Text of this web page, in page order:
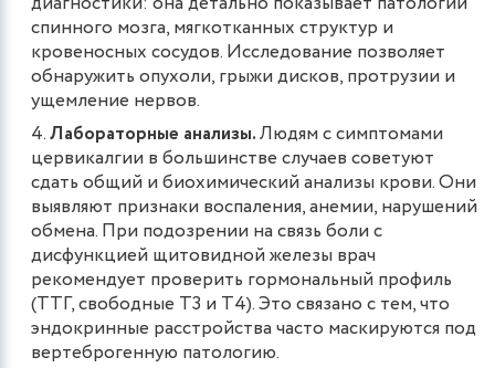
спинного мозга, мягкотканных структур и
кровеносных сосудов. Исследование позволяет
обнаружить опухоли, грыжи дисков, протрузии и
ущемление нервов.
Лабораторные анализы.Людям с симптомами
цервикалгии в большинстве случаев советуют
сдать общий и биохимический анализы крови. Они
выявляют признаки воспаления, анемии, нарушений
обмена. При подозрении на связь боли с
дисфункцией щитовидной железы врач
рекомендует проверить гормональный профиль
(ТТГ, свободные Т3 и Т4). Это связано с тем, что
эндокринные расстройства часто маскируются под
вертеброгенную патологию.